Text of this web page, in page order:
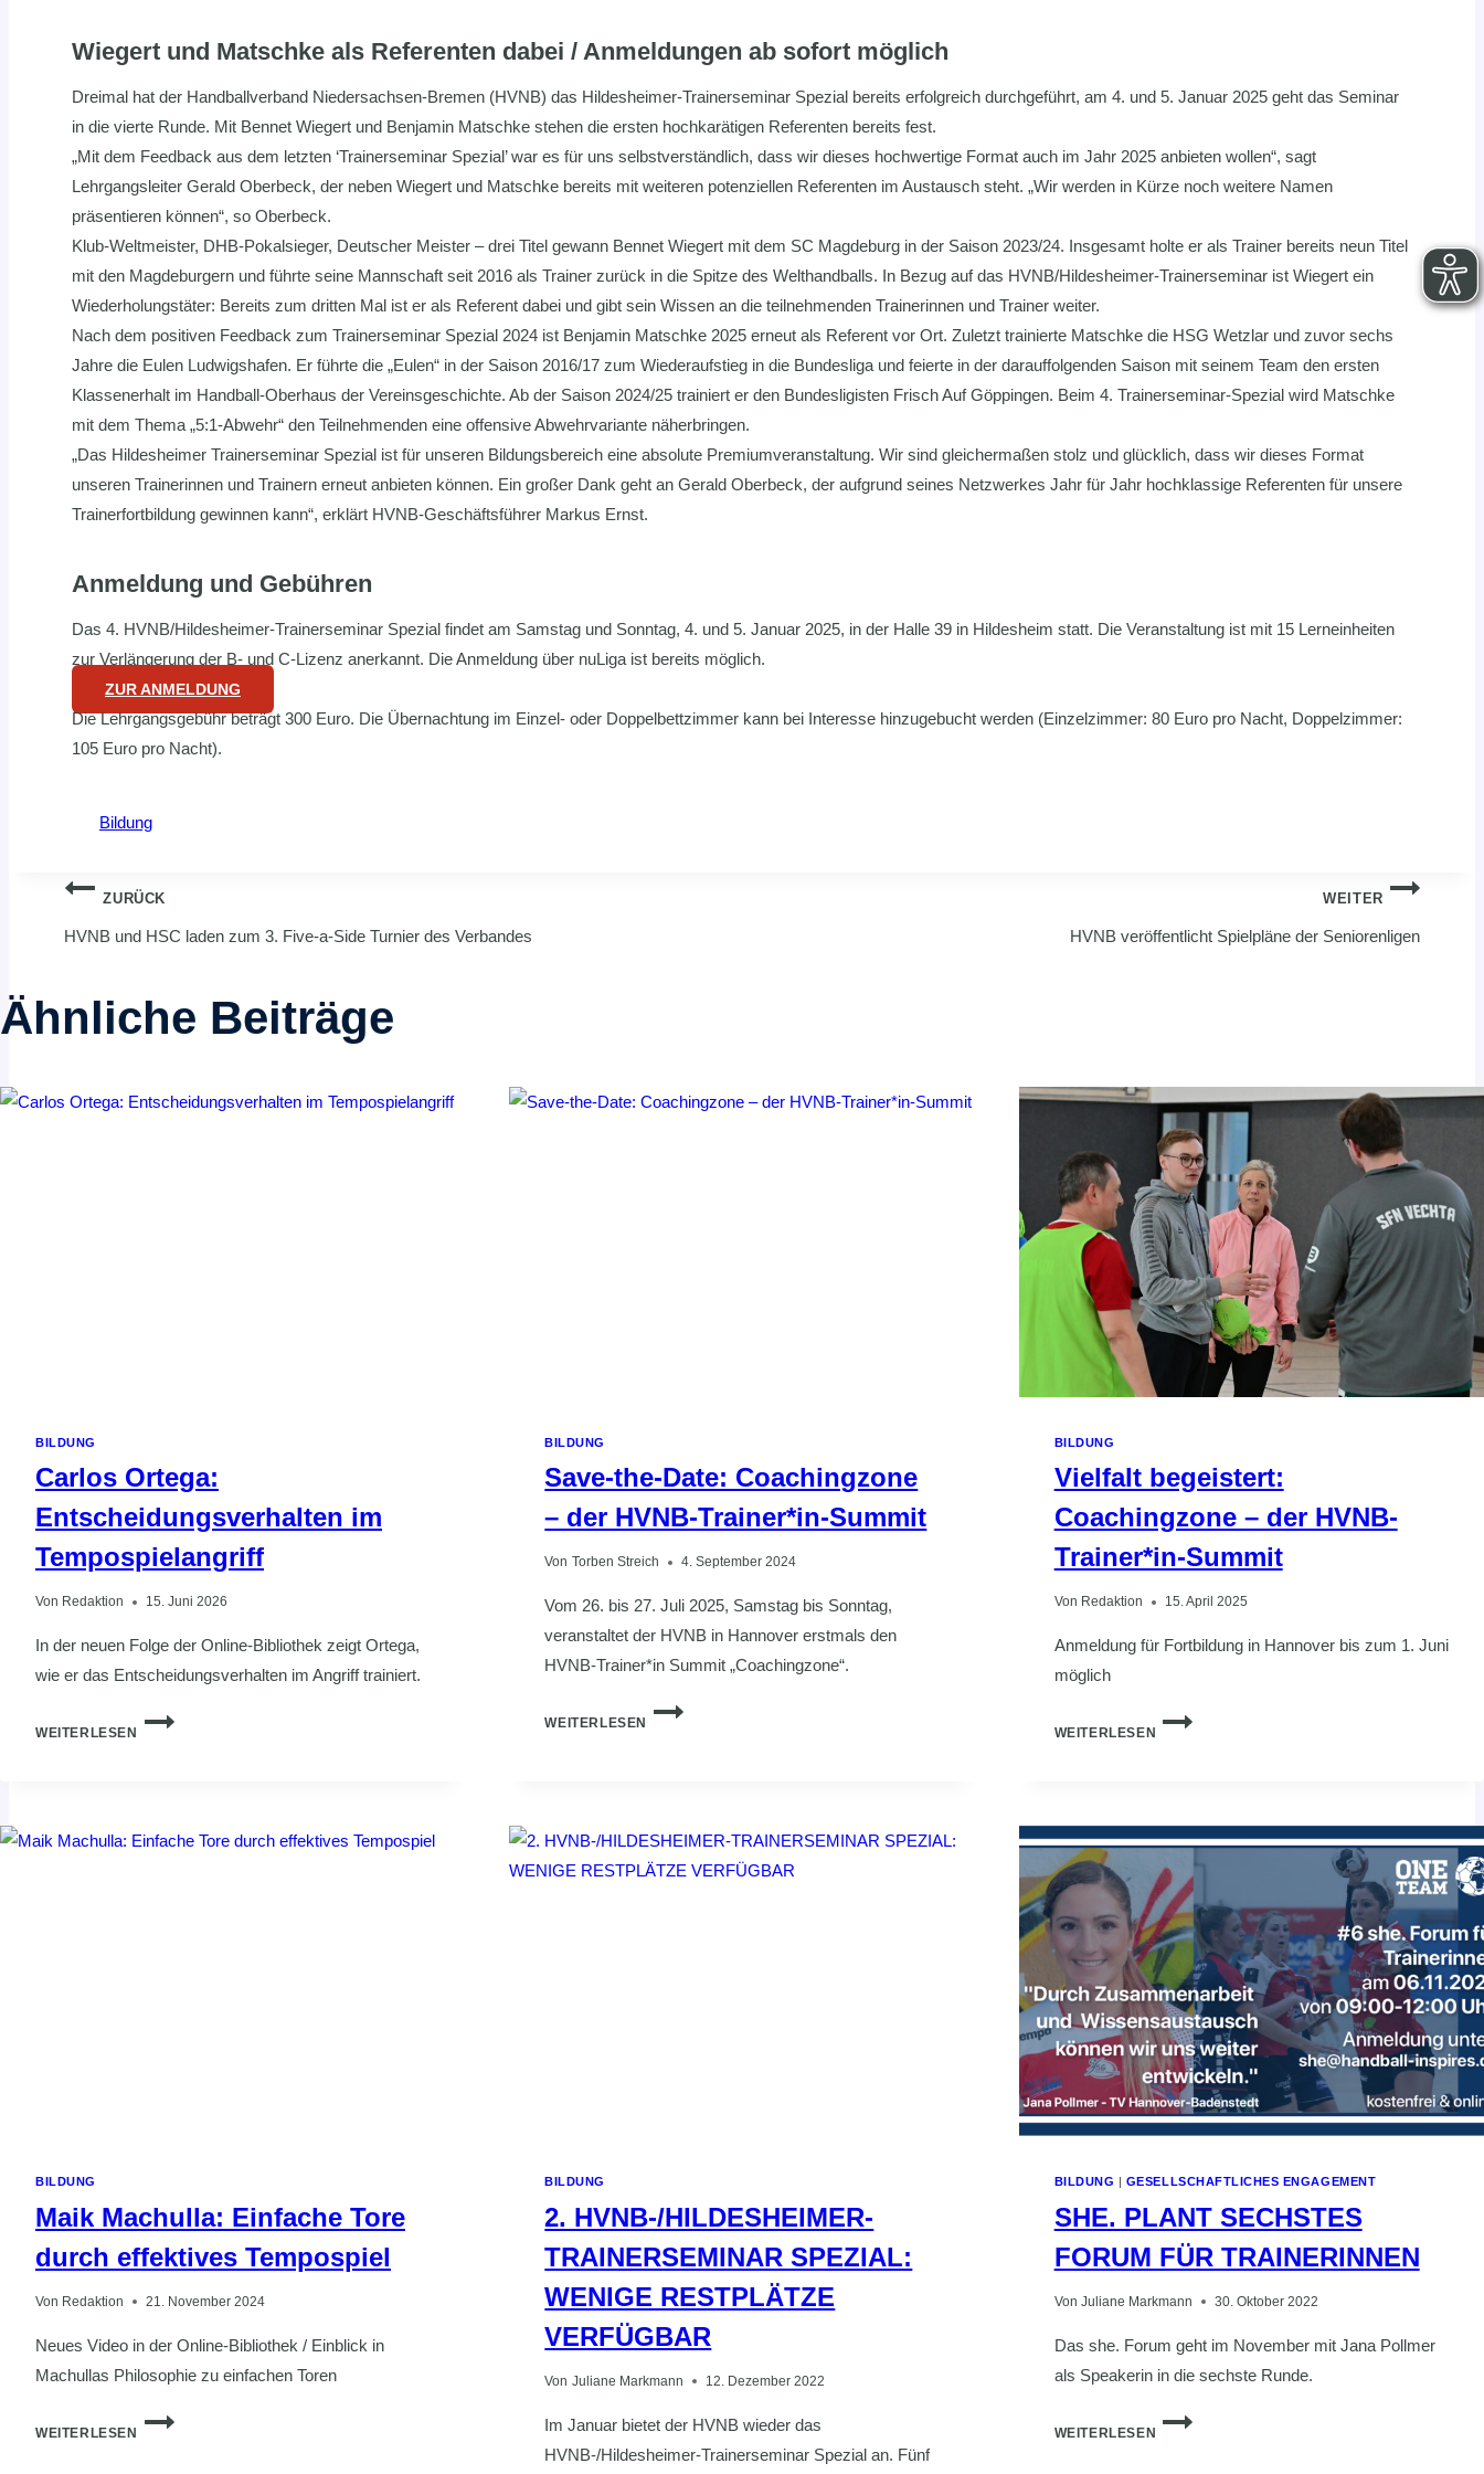
Wiegert und Matschke als Referenten dabei / Anmeldungen ab sofort möglich
Dreimal hat der Handballverband Niedersachsen-Bremen (HVNB) das Hildesheimer-Trainerseminar Spezial bereits erfolgreich durchgeführt, am 4. und 5. Januar 2025 geht das Seminar
in die vierte Runde. Mit Bennet Wiegert und Benjamin Matschke stehen die ersten hochkarätigen Referenten bereits fest.
„Mit dem Feedback aus dem letzten ‘Trainerseminar Spezial’ war es für uns selbstverständlich, dass wir dieses hochwertige Format auch im Jahr 2025 anbieten wollen“, sagt
Lehrgangsleiter Gerald Oberbeck, der neben Wiegert und Matschke bereits mit weiteren potenziellen Referenten im Austausch steht. „Wir werden in Kürze noch weitere Namen
präsentieren können“, so Oberbeck.
Klub-Weltmeister, DHB-Pokalsieger, Deutscher Meister – drei Titel gewann Bennet Wiegert mit dem SC Magdeburg in der Saison 2023/24. Insgesamt holte er als Trainer bereits neun Titel
mit den Magdeburgern und führte seine Mannschaft seit 2016 als Trainer zurück in die Spitze des Welthandballs. In Bezug auf das HVNB/Hildesheimer-Trainerseminar ist Wiegert ein
Wiederholungstäter: Bereits zum dritten Mal ist er als Referent dabei und gibt sein Wissen an die teilnehmenden Trainerinnen und Trainer weiter.
Nach dem positiven Feedback zum Trainerseminar Spezial 2024 ist Benjamin Matschke 2025 erneut als Referent vor Ort. Zuletzt trainierte Matschke die HSG Wetzlar und zuvor sechs
Jahre die Eulen Ludwigshafen. Er führte die „Eulen“ in der Saison 2016/17 zum Wiederaufstieg in die Bundesliga und feierte in der darauffolgenden Saison mit seinem Team den ersten
Klassenerhalt im Handball-Oberhaus der Vereinsgeschichte. Ab der Saison 2024/25 trainiert er den Bundesligisten Frisch Auf Göppingen. Beim 4. Trainerseminar-Spezial wird Matschke
mit dem Thema „5:1-Abwehr“ den Teilnehmenden eine offensive Abwehrvariante näherbringen.
„Das Hildesheimer Trainerseminar Spezial ist für unseren Bildungsbereich eine absolute Premiumveranstaltung. Wir sind gleichermaßen stolz und glücklich, dass wir dieses Format
unseren Trainerinnen und Trainern erneut anbieten können. Ein großer Dank geht an Gerald Oberbeck, der aufgrund seines Netzwerkes Jahr für Jahr hochklassige Referenten für unsere
Trainerfortbildung gewinnen kann“, erklärt HVNB-Geschäftsführer Markus Ernst.
Anmeldung und Gebühren
Das 4. HVNB/Hildesheimer-Trainerseminar Spezial findet am Samstag und Sonntag, 4. und 5. Januar 2025, in der Halle 39 in Hildesheim statt. Die Veranstaltung ist mit 15 Lerneinheiten
zur Verlängerung der B- und C-Lizenz anerkannt. Die Anmeldung über nuLiga ist bereits möglich.
ZUR ANMELDUNG
Die Lehrgangsgebühr beträgt 300 Euro. Die Übernachtung im Einzel- oder Doppelbettzimmer kann bei Interesse hinzugebucht werden (Einzelzimmer: 80 Euro pro Nacht, Doppelzimmer:
105 Euro pro Nacht).
Bildung
Beitragsnavigation
ZURÜCK
HVNB und HSC laden zum 3. Five-a-Side Turnier des Verbandes
WEITER
HVNB veröffentlicht Spielpläne der Seniorenligen
Ähnliche Beiträge
BILDUNG
Carlos Ortega:
Entscheidungsverhalten im
Tempospielangriff
Von Redaktion 15. Juni 2026
In der neuen Folge der Online-Bibliothek zeigt Ortega,
wie er das Entscheidungsverhalten im Angriff trainiert.
WEITERLESEN
CARLOS
BILDUNG
Save-the-Date: Coachingzone
– der HVNB-Trainer*in-Summit
Von Torben Streich 4. September 2024
Vom 26. bis 27. Juli 2025, Samstag bis Sonntag,
veranstaltet der HVNB in Hannover erstmals den
HVNB-Trainer*in Summit „Coachingzone“.
WEITERLESEN
SAVE-
HVNB-
TRAINER*IN-
BILDUNG
Vielfalt begeistert:
Coachingzone – der HVNB-
Trainer*in-Summit
Von Redaktion 15. April 2025
Anmeldung für Fortbildung in Hannover bis zum 1. Juni
möglich
WEITERLESEN
VIELFALT
SUMMIT
BILDUNG
Maik Machulla: Einfache Tore
durch effektives Tempospiel
Von Redaktion 21. November 2024
Neues Video in der Online-Bibliothek / Einblick in
Machullas Philosophie zu einfachen Toren
WEITERLESEN
MAIK
BILDUNG
2. HVNB-/HILDESHEIMER-
TRAINERSEMINAR SPEZIAL:
WENIGE RESTPLÄTZE
VERFÜGBAR
Von Juliane Markmann 12. Dezember 2022
Im Januar bietet der HVNB wieder das
HVNB-/Hildesheimer-Trainerseminar Spezial an. Fünf
BILDUNG GESELLSCHAFTLICHES ENGAGEMENT
SHE. PLANT SECHSTES
FORUM FÜR TRAINERINNEN
Von Juliane Markmann 30. Oktober 2022
Das she. Forum geht im November mit Jana Pollmer
als Speakerin in die sechste Runde.
WEITERLESEN
SHE.